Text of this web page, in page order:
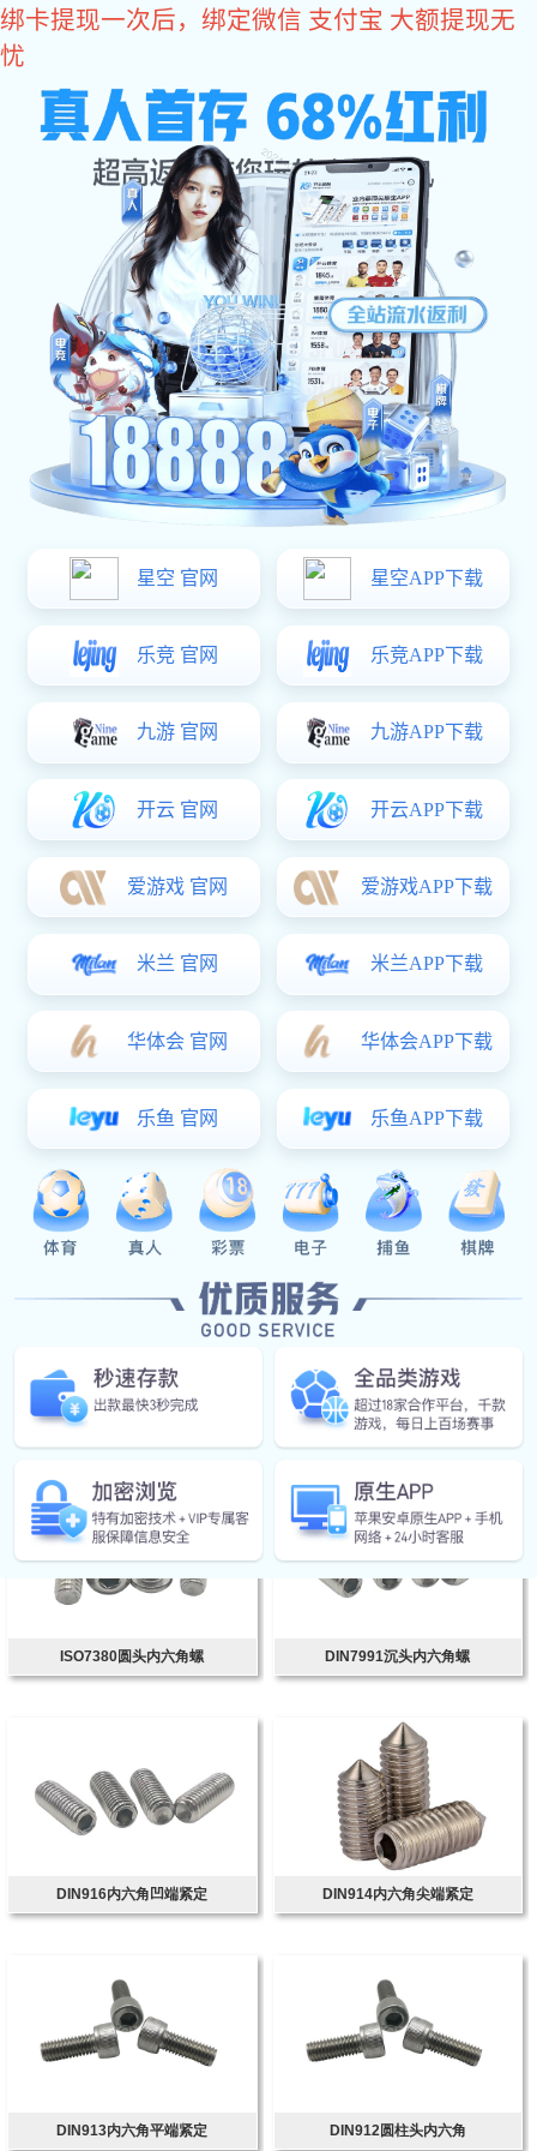
彩神
内六角系列
薄头内六角 GB70.3 10.9级
ISO7380圆头内六角螺 DIN7991沉头内六角螺
DIN916内六角凹端紧定 DIN914内六角尖端紧定
DIN913内六角平端紧定 DIN912圆柱头内
ISO7380圆头内六角螺 DIN7991沉头内六角螺
DIN916内六角凹端紧定 DIN914内六角尖端紧定
DIN913内六角平端紧定 DIN912圆柱头内六角